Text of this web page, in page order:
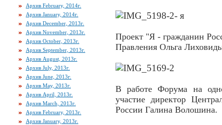
Архив February, 2014г.
Архив January, 2014г.
Архив December, 2013г.
Архив November, 2013г.
Архив October, 2013г.
Архив September, 2013г.
Архив August, 2013г.
Архив July, 2013г.
Архив June, 2013г.
Архив May, 2013г.
Архив April, 2013г.
Архив March, 2013г.
Архив February, 2013г.
Архив January, 2013г.
Проект "Я - гражданин
Правления Ольга
В работе Форума на
участие директор
России Галина Волошина.